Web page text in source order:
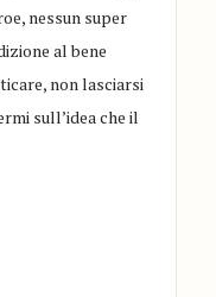
nessun super
al bene
non lasciarsi
sull’idea che il